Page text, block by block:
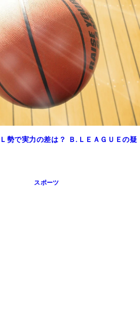
勢で実力の差は？ Ｂ.ＬＥＡＧＵＥの疑
スポーツ